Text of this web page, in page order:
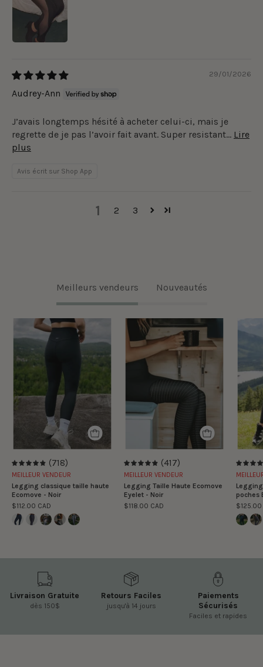
29/01/2026
Audrey-Ann
J’avais longtemps hésité à acheter celui-ci, mais je
regrette de je pas l’avoir fait avant. Super resistant... Lire
plus
Avis écrit sur Shop App
1 2 3
Meilleurs vendeurs Nouveautés
Legging
classique
taille
Ecomove
-
Noir
4.9
(718)
MEILLEUR VENDEUR
Legging classique taille haute
Ecomove - Noir
$112.00 CAD
Legging
Taille
Haute
Ecomove
Eyelet
Noir
4.9
(417)
MEILLEUR VENDEUR
Legging Taille Haute Ecomove
Eyelet - Noir
$118.00 CAD
poches
$125.00
Livraison Gratuite
dès 150$
Retours Faciles
jusqu'à 14 jours
Paiements
Sécurisés
Faciles et rapides